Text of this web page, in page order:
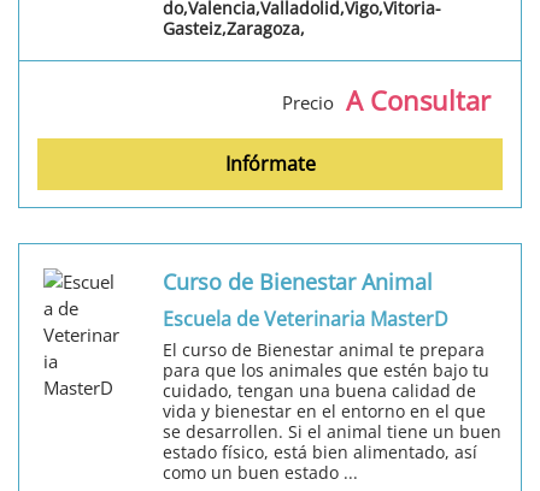
do,Valencia,Valladolid,Vigo,Vitoria-
Gasteiz,Zaragoza,
Precio A Consultar
Infórmate
Curso de Bienestar Animal
Escuela de Veterinaria MasterD
El curso de Bienestar animal te prepara
para que los animales que estén bajo tu
cuidado, tengan una buena calidad de
vida y bienestar en el entorno en el que
se desarrollen. Si el animal tiene un buen
estado físico, está bien alimentado, así
como un buen estado ...